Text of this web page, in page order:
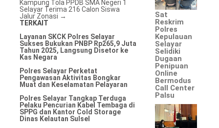
Kampung Tola PPDB SMA Negeri 1
Selayar Terima 216 Calon Siswa
Jalur Zonasi →
TERKAIT
Layanan SKCK Polres Selayar
Sukses Bukukan PNBP Rp265,9 Juta
Tahun 2025, Langsung Disetor ke
Kas Negara
Polres Selayar Perketat
Pengawasan Aktivitas Bongkar
Muat dan Keselamatan Pelayaran
Polres Selayar Tangkap Terduga
Pelaku Pencurian Kabel Tembaga di
SPPG dan Kantor Cold Storage
Dinas Kelautan Sulsel
Sat
Reskrim
Polres
Kepulauan
Selayar
Selidiki
Dugaan
Penipuan
Online
Bermodus
Call Center
Palsu